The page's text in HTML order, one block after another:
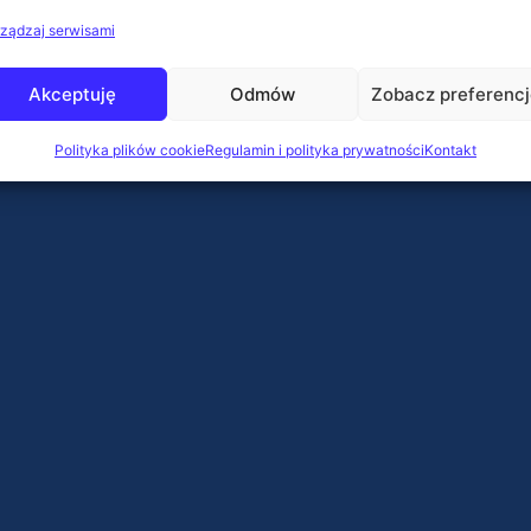
serwisami
Akceptuję Odmów Zobacz
Polityka plików cookieRegulamin i polityka prywatnościKontakt